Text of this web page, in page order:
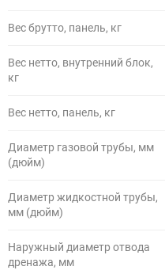
Вес брутто, панель, кг
Вес нетто, внутренний блок,
кг
Вес нетто, панель, кг
Диаметр газовой трубы, мм
(дюйм)
Диаметр жидкостной трубы,
мм (дюйм)
Наружный диаметр отвода
дренажа, мм